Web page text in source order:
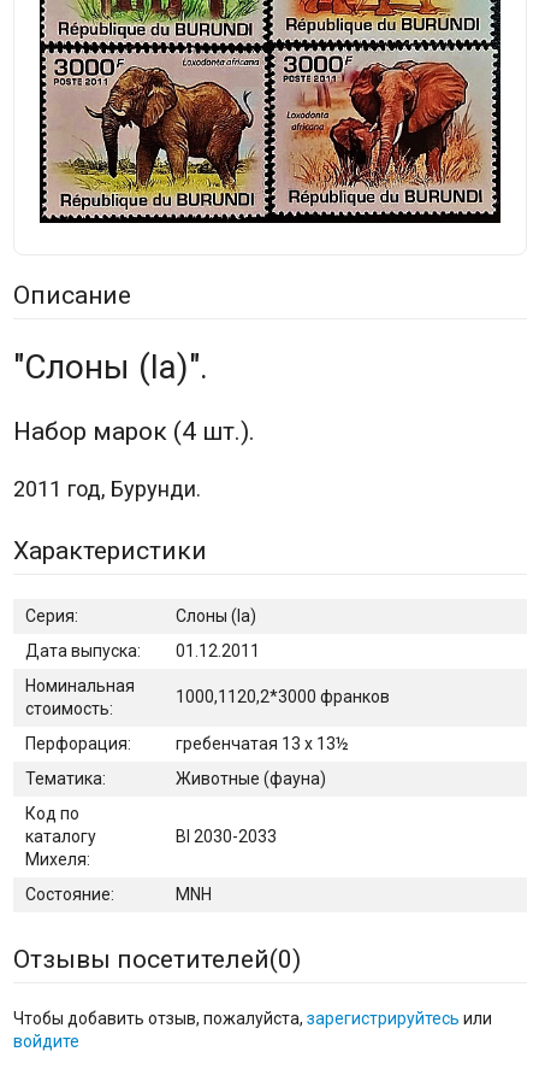
Описание
"Слоны (Ia)".
Набор марок (4 шт.).
2011 год, Бурунди.
Характеристики
Серия:
Слоны (Ia)
Дата выпуска:
01.12.2011
Номинальная
стоимость:
1000,1120,2*3000 франков
Перфорация:
гребенчатая 13 x 13½
Тематика:
Животные (фауна)
Код по
каталогу
Михеля:
BI 2030-2033
Состояние: MNH
Отзывы посетителей(0)
Чтобы добавить отзыв, пожалуйста, зарегистрируйтесь или
войдите